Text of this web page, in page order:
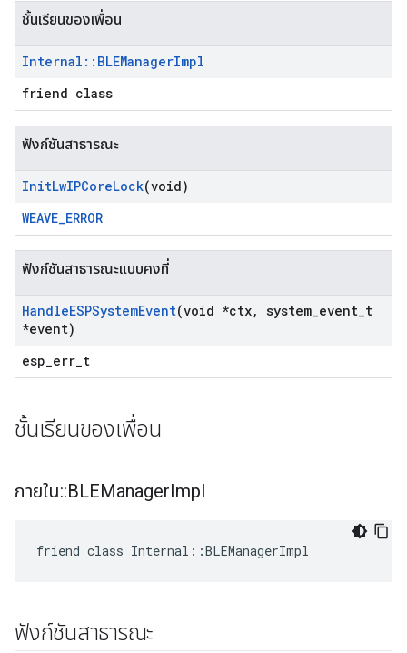
ชั้นเรียนของเพื่อน
Internal :: BLEManagerImpl
friend class
ฟังก์ชันสาธารณะ
InitLwIPCoreLock(void)
WEAVE_ERROR
ฟังก์ชันสาธารณะแบบคงที่
HandleESPSystemEvent(void *ctx, system event t
*event)
esp_err_t
ชั้นเรียนของเพื่อน
ภายใน::BLEManagerImpl
friend class Internal::BLEManagerImpl
ฟังก์ชันสาธารณะ